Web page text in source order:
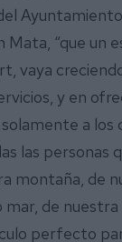
Mata, “que un
vaya
y en
a los
las personas
montaña, de
de nuestra
perfecto